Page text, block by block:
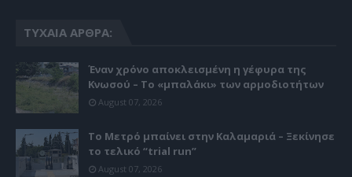
ΤΥΧΑΊΑ ΆΡΘΡΑ:
Έναν χρόνο αποκλεισμένη η γέφυρα της
Κνωσού – Το «μπαλάκι» των αρμοδιοτήτων
August 07, 2026
Το Μετρό μπαίνει στην Καλαμαριά – Ξεκίνησε
το τελικό “trial run”
August 07, 2026